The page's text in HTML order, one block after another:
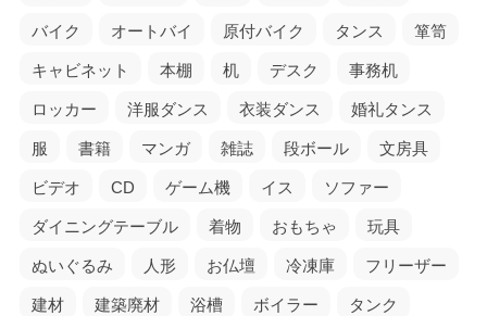
バイク オートバイ 原付バイク タンス 箪笥
キャビネット 本棚 机 デスク 事務机
ロッカー 洋服ダンス 衣装ダンス 婚礼タンス
服 書籍 マンガ 雑誌 段ボール 文房具
ビデオ CD ゲーム機 イス ソファー
ダイニングテーブル 着物 おもちゃ 玩具
ぬいぐるみ 人形 お仏壇 冷凍庫 フリーザー
建材 建築廃材 浴槽 ボイラー タンク